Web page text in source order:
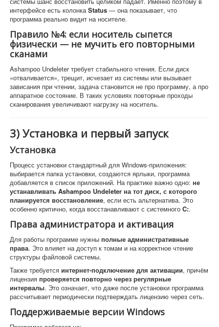
интерфейсе есть колонкаStatus — она показывает, что
программа реально видит на носителе.
Правило №4: если носитель сыпется
физически — не мучить его повторными
сканами
Ashampoo Undeleter требует стабильного чтения. Если диск
«отваливается», трещит, исчезает из системы или вызывает
зависания при чтении, задача становится не про программу, а про
аппаратное состояние. В таких условиях повторные проходы
сканирования увеличивают нагрузку на носитель.
3) Установка и первый запуск
Установка
Процесс установки стандартный для Windows-приложения:
выбирается папка установки, создаются ярлыки, программа
добавляется в список приложений. На практике важно одно: не
устанавливать Ashampoo Undeleter на тот диск, с которого
планируется восстановление, если есть альтернатива. Это
особенно критично, когда восстанавливают с системного C:.
Права администратора и активация
Для работы программе нужны полные административные
права. Это влияет на доступ к томам и на корректное чтение
структуры файловой системы.
Также требуется интернет-подключение для активации, причём
лицензия проверяется повторно через регулярные
интервалы. Это означает, что даже после установки программа
рассчитывает периодически подтверждать лицензию через сеть.
Поддерживаемые версии Windows